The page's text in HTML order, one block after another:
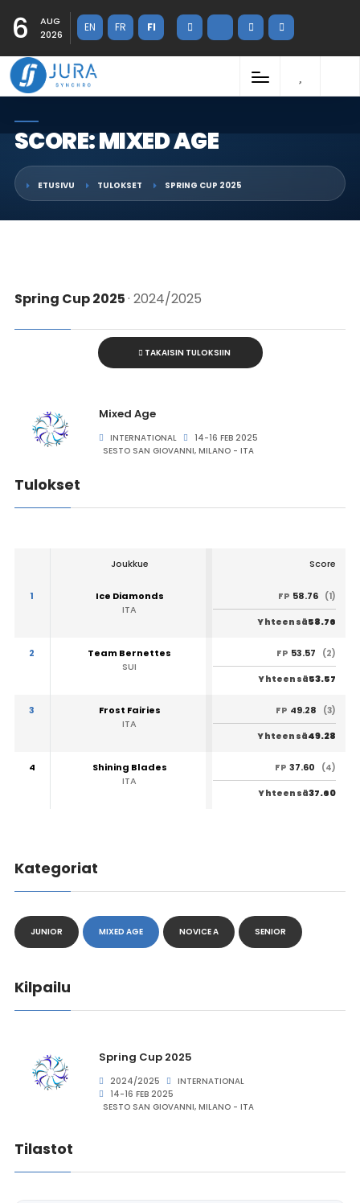
6
AUG
2026
EN FR FI
SCORE: MIXED AGE
ETUSIVU TULOKSET SPRING CUP 2025
Spring Cup 2025· 2024/2025
TAKAISIN TULOKSIIN
Mixed Age
INTERNATIONAL
14-16 FEB 2025
SESTO SAN GIOVANNI, MILANO - ITA
Tulokset
Joukkue Score
1
Ice Diamonds
ITA
FP 58.76 (1)
Yhteensä58.76
2
Team Bernettes
SUI
FP 53.57 (2)
Yhteensä53.57
3
Frost Fairies
ITA
FP 49.28 (3)
Yhteensä49.28
4
Shining Blades
ITA
FP 37.60 (4)
Yhteensä37.60
Kategoriat
JUNIOR MIXED AGE NOVICE A SENIOR
Kilpailu
Spring Cup 2025
2024/2025
INTERNATIONAL
14-16 FEB 2025
SESTO SAN GIOVANNI, MILANO - ITA
Tilastot